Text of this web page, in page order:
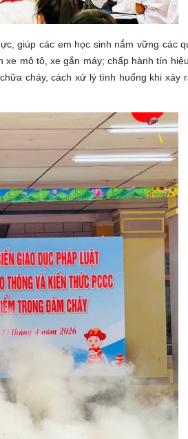
giúp các em học sinh nắm vững các
mô tô, xe gắn máy; chấp hành tín
cháy, cách xử lý tình huống khi xảy